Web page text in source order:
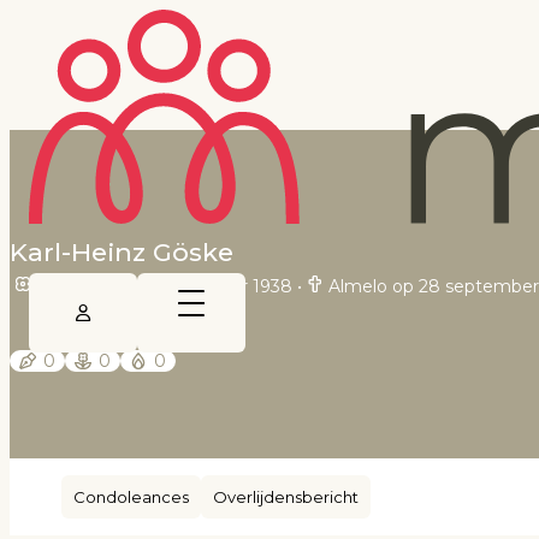
Karl-Heinz Göske
Rheine op 28 september 1938 • Almelo op 28
0 0 0
Condoleances Overlijdensbericht